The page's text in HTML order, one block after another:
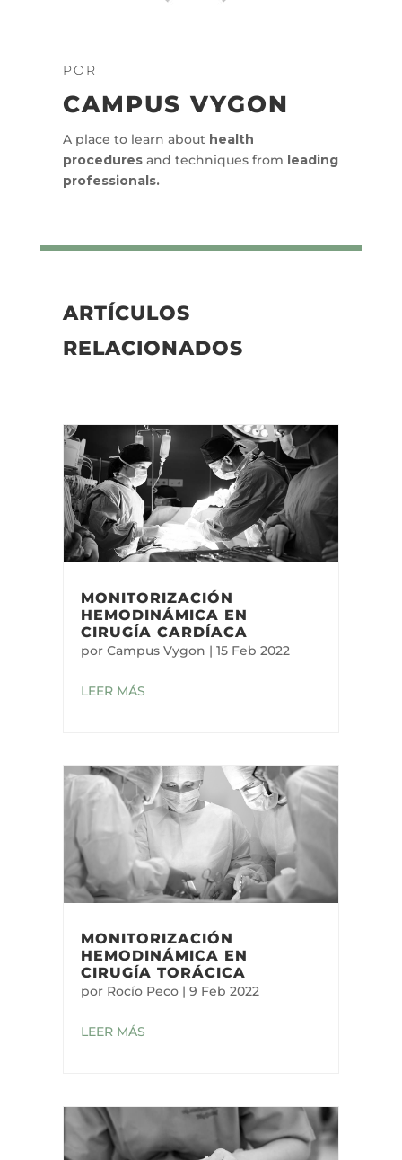
POR
CAMPUS VYGON
A place to learn about health
proceduresand techniques from leading
professionals.
ARTÍCULOS
RELACIONADOS
MONITORIZACIÓN
HEMODINÁMICA EN
CIRUGÍA CARDÍACA
por Campus Vygon | 15 Feb 2022
LEER MÁS
MONITORIZACIÓN
HEMODINÁMICA EN
CIRUGÍA TORÁCICA
por Rocío Peco| 9 Feb 2022
LEER MÁS